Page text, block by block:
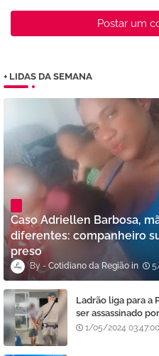
Postar um
+ LIDAS DA SEMANA
Caso Adriellen Barbosa,
diferentes: companheiro
preso
Cotidiano da Região
Ladrão liga para a
ser assassinado
diz polícia
1/05/2024